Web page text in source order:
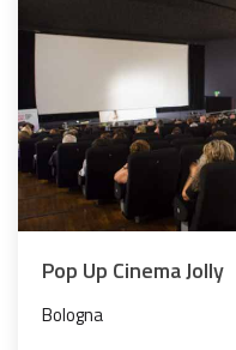
Pop Up Cinema Jolly
Bologna